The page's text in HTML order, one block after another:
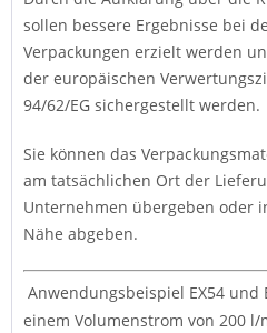
sollen bessere Ergebnisse bei
Verpackungen erzielt werden
der europäischen
94/62/EG sichergestellt werden.
Sie können das
am tatsächlichen Ort der
Unternehmen übergeben oder
Nähe abgeben.
Anwendungsbeispiel EX54
einem Volumenstrom von 200 l/